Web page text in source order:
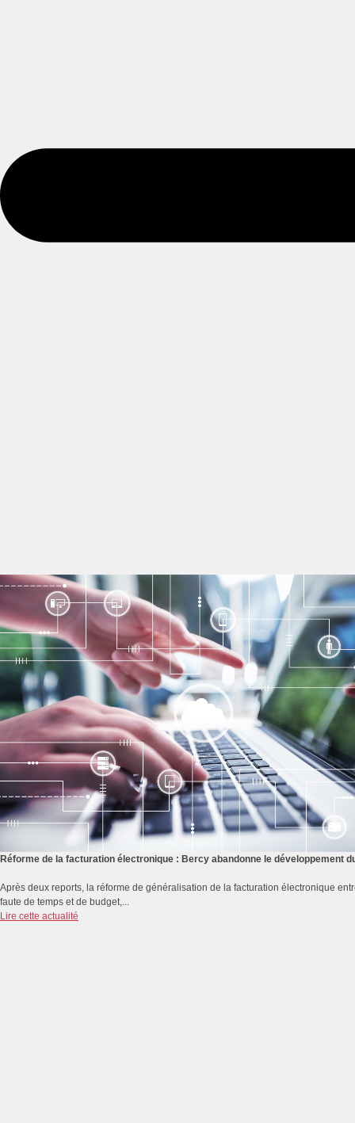
Réforme de la facturation électronique : Bercy abandonne le développement
Après deux reports, la réforme de généralisation de la facturation électronique
faute de temps et de budget,...
Lire cette actualité